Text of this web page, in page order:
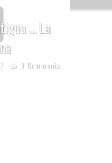
… La
0 Comments